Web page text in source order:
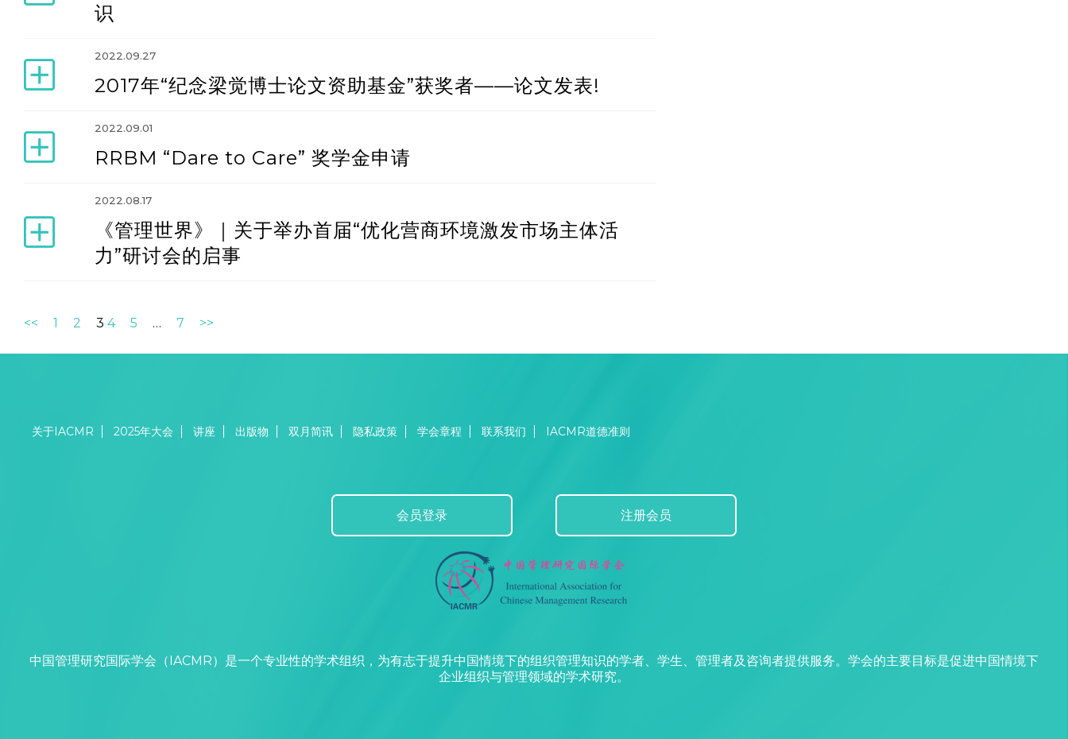
识
2022.09.27
2017年“纪念梁觉博士论文资助基金”获奖者——论文发表!
2022.09.01
RRBM “Dare to Care” 奖学金申请
2022.08.17
《管理世界》｜关于举办首届“优化营商环境激发市场主体活
力”研讨会的启事
<< 1 2 3 4 5 … 7 >>
关于IACMR 2025年大会 讲座 出版物 双月简讯 隐私政策 学会章程 联系我们 IACMR道德准则
会员登录 注册会员
中国管理研究国际学会（IACMR）是一个专业性的学术组织，为有志于提升中国情境下的组织管理知识的学者、学生、管理者及咨询者提供服务。学会的主要目标是促进中国情境下
企业组织与管理领域的学术研究。